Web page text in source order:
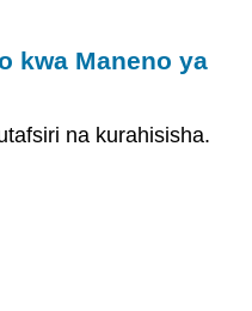
kwa Maneno ya
na kurahisisha.